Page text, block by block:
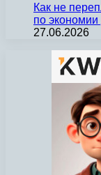
Как не
по
27.06.2026